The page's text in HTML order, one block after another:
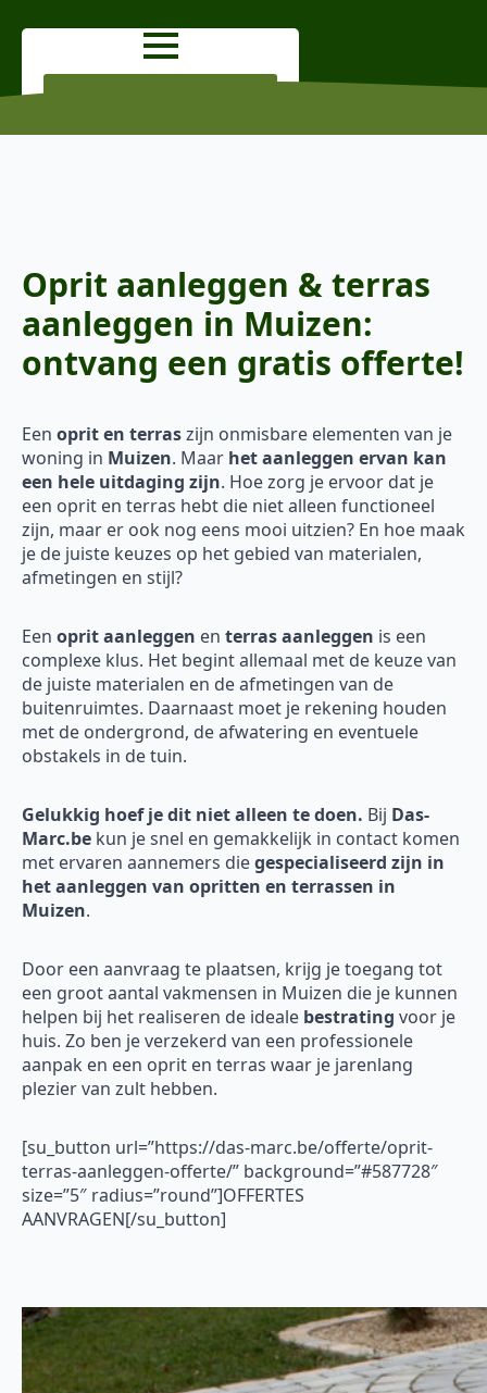
Oprit aanleggen & terras
aanleggen in Muizen:
ontvang een gratis offerte!
Een oprit en terraszijn onmisbare elementen van je
woning in Muizen. Maar het aanleggen ervan kan
een hele uitdaging zijn. Hoe zorg je ervoor dat je
een oprit en terras hebt die niet alleen functioneel
zijn, maar er ook nog eens mooi uitzien? En hoe maak
je de juiste keuzes op het gebied van materialen,
afmetingen en stijl?
Een oprit aanleggen en terras aanleggen is een
complexe klus. Het begint allemaal met de keuze van
de juiste materialen en de afmetingen van de
buitenruimtes. Daarnaast moet je rekening houden
met de ondergrond, de afwatering en eventuele
obstakels in de tuin.
Gelukkig hoef je dit niet alleen te doen. Bij Das-
Marc.be kun je snel en gemakkelijk in contact komen
met ervaren aannemers diegespecialiseerd zijn in
het aanleggen van opritten en terrassen in
Muizen.
Door een aanvraag te plaatsen, krijg je toegang tot
een groot aantal vakmensen in Muizen die je kunnen
helpen bij het realiseren de ideale bestrating voor je
huis. Zo ben je verzekerd van een professionele
aanpak en een oprit en terras waar je jarenlang
plezier van zult hebben.
[su_button url=”https://das-marc.be/offerte/oprit-
terras-aanleggen-offerte/” background=”#587728″
size=”5″ radius=”round”]OFFERTES
AANVRAGEN[/su_button]